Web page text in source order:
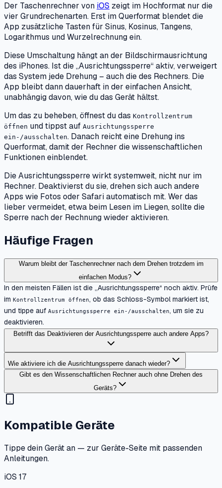
Der Taschenrechner von iOS zeigt im Hochformat nur die
vier Grundrechenarten. Erst im Querformat blendet die
App zusätzliche Tasten für Sinus, Kosinus, Tangens,
Logarithmus und Wurzelrechnung ein.
Diese Umschaltung hängt an der Bildschirmausrichtung
des iPhones. Ist die „Ausrichtungssperre“ aktiv, verweigert
das System jede Drehung – auch die des Rechners. Die
App bleibt dann dauerhaft in der einfachen Ansicht,
unabhängig davon, wie du das Gerät hältst.
Um das zu beheben, öffnest du das Kontrollzentrum
öffnen und tippst auf Ausrichtungssperre
ein-/ausschalten. Danach reicht eine Drehung ins
Querformat, damit der Rechner die wissenschaftlichen
Funktionen einblendet.
Die Ausrichtungssperre wirkt systemweit, nicht nur im
Rechner. Deaktivierst du sie, drehen sich auch andere
Apps wie Fotos oder Safari automatisch mit. Wer das
lieber vermeidet, etwa beim Lesen im Liegen, sollte die
Sperre nach der Rechnung wieder aktivieren.
Häufige Fragen
Warum bleibt der Taschenrechner nach dem Drehen trotzdem im
einfachen Modus?
In den meisten Fällen ist die „Ausrichtungssperre“ noch aktiv. Prüfe
im Kontrollzentrum öffnen, ob das Schloss-Symbol markiert ist,
und tippe auf Ausrichtungssperre ein-/ausschalten, um sie zu
deaktivieren.
Betrifft das Deaktivieren der Ausrichtungssperre auch andere Apps?
Wie aktiviere ich die Ausrichtungssperre danach wieder?
Gibt es den Wissenschaftlichen Rechner auch ohne Drehen des
Geräts?
Kompatible Geräte
Tippe dein Gerät an — zur Geräte-Seite mit passenden
Anleitungen.
iOS 17